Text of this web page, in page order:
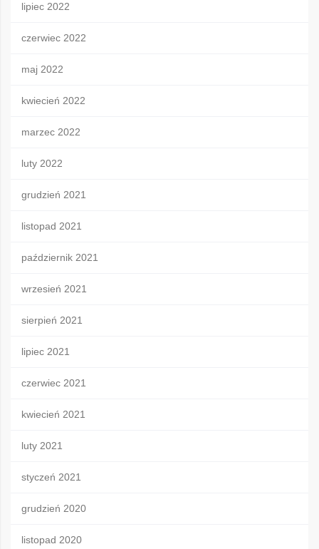
lipiec 2022
czerwiec 2022
maj 2022
kwiecień 2022
marzec 2022
luty 2022
grudzień 2021
listopad 2021
październik 2021
wrzesień 2021
sierpień 2021
lipiec 2021
czerwiec 2021
kwiecień 2021
luty 2021
styczeń 2021
grudzień 2020
listopad 2020